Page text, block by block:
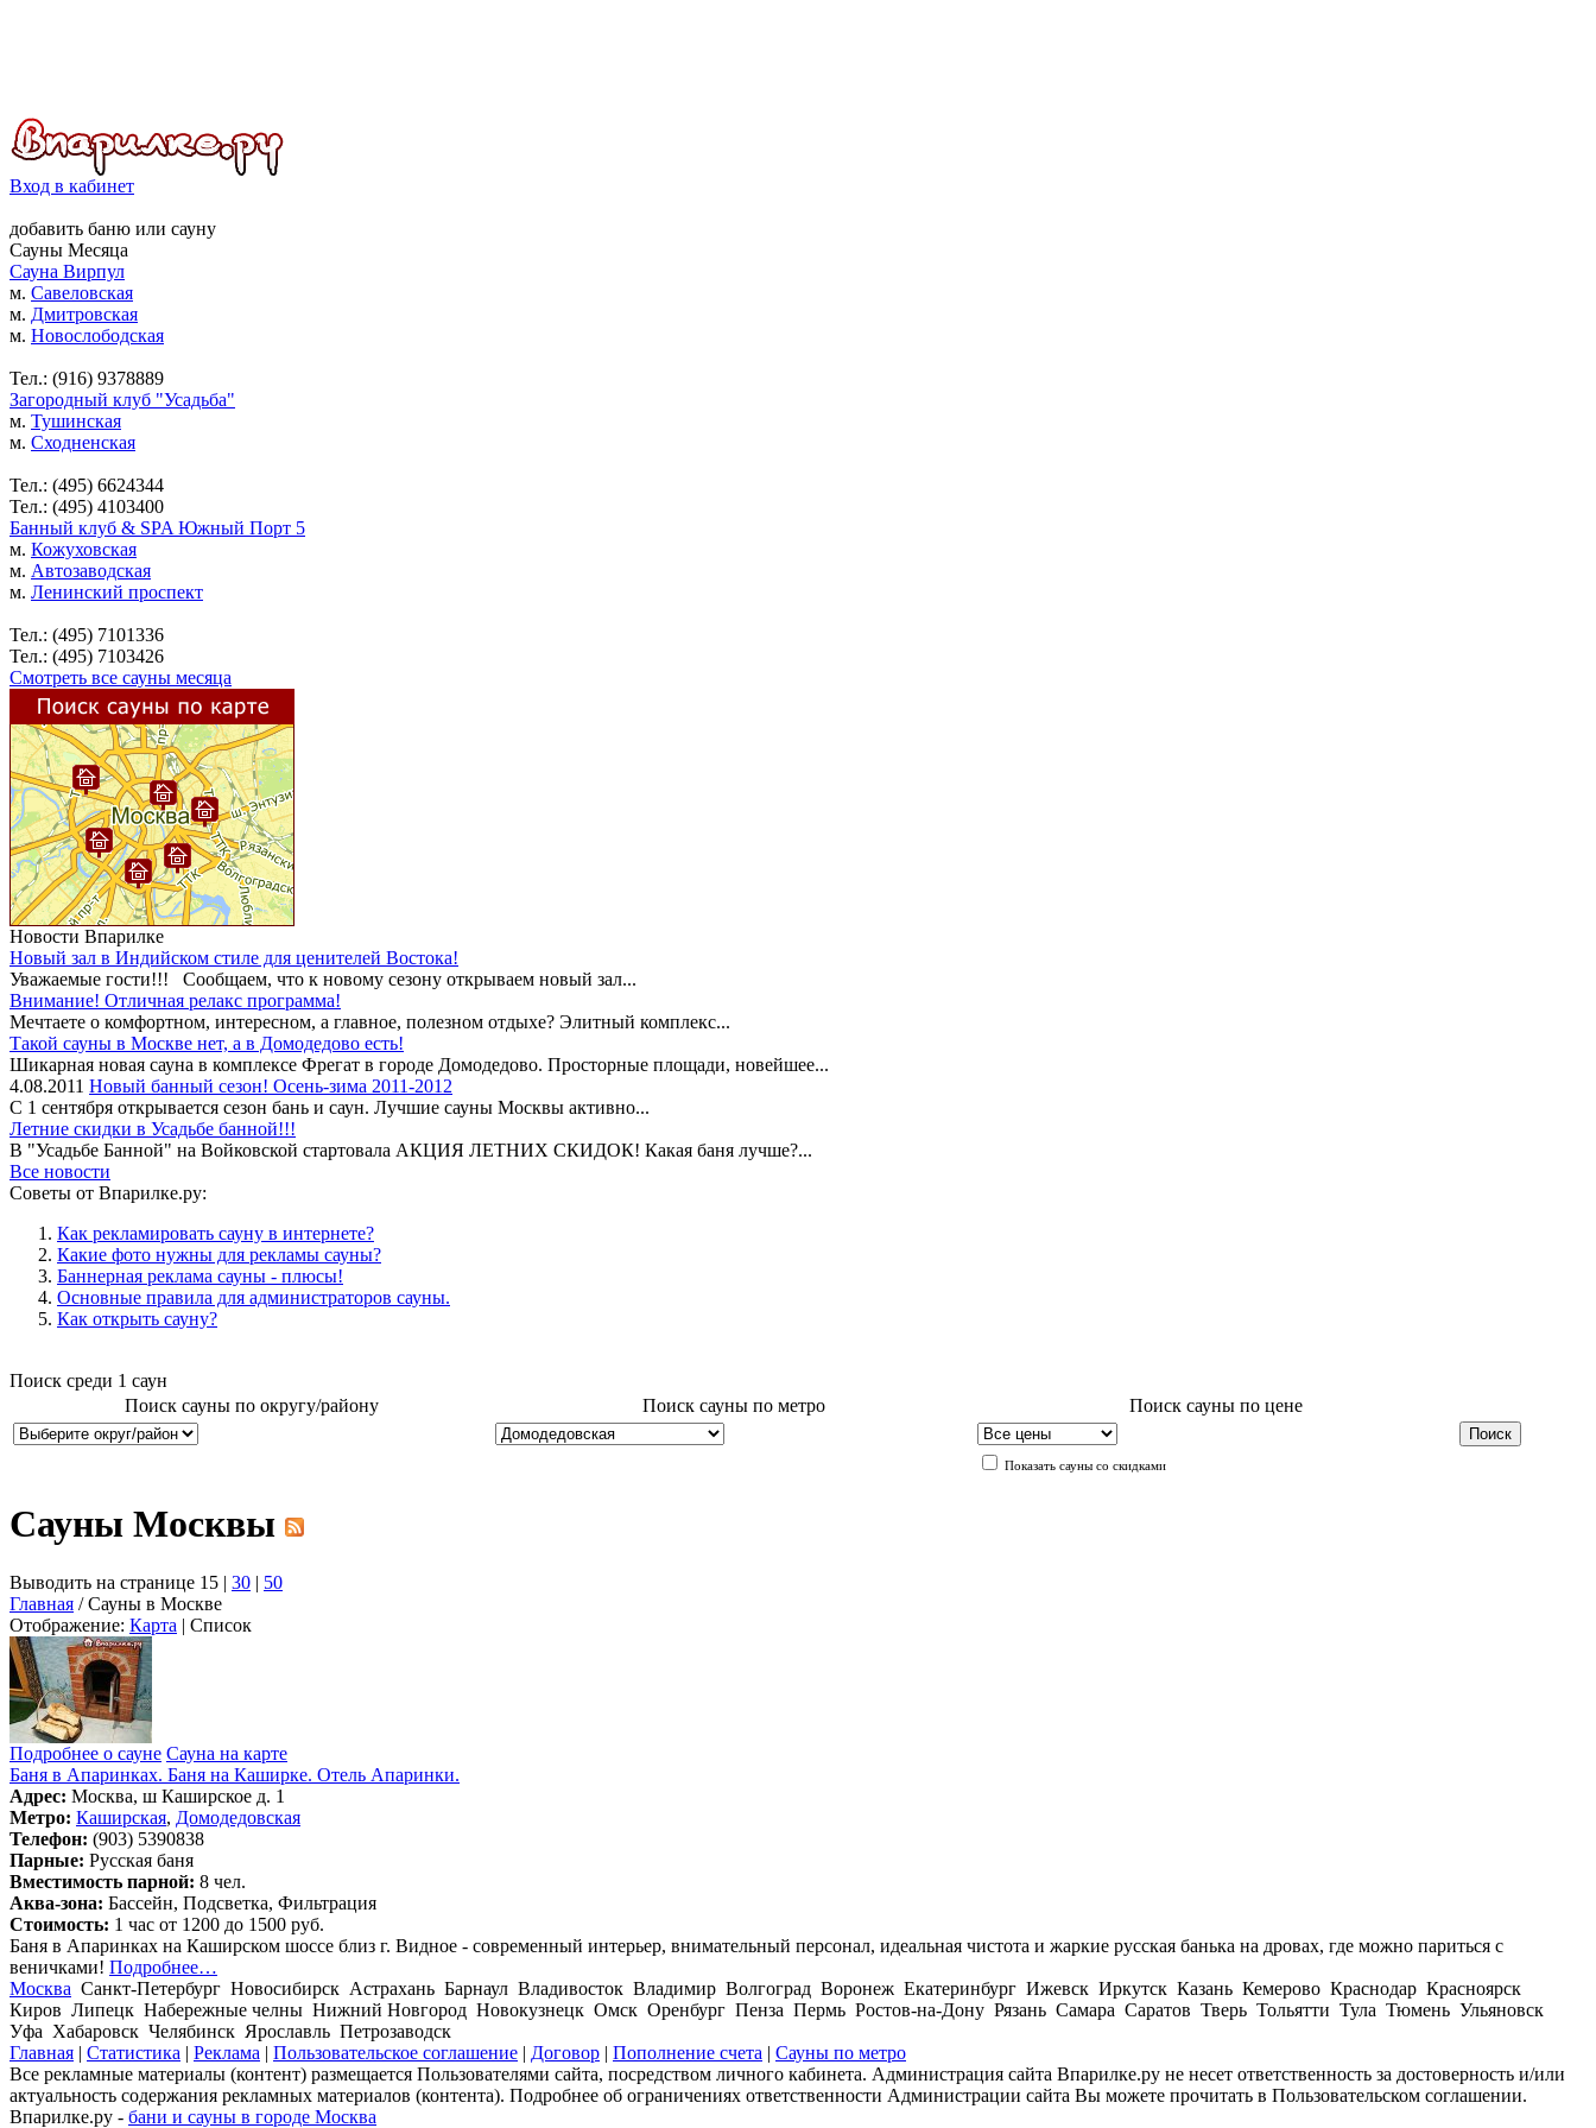
Вход в кабинет
добавить баню или сауну
Сауны Месяца
Сауна Вирпул
м. Савеловская
м. Дмитровская
м. Новослободская
Тел.: (916) 9378889
Загородный клуб "Усадьба"
м. Тушинская
м. Сходненская
Тел.: (495) 6624344
Тел.: (495) 4103400
Банный клуб & SPA Южный Порт 5
м. Кожуховская
м. Автозаводская
м. Ленинский проспект
Тел.: (495) 7101336
Тел.: (495) 7103426
Смотреть все сауны месяца
Новости Впарилке
Новый зал в Индийском стиле для ценителей Востока!
Уважаемые гости!!! Сообщаем, что к новому сезону открываем новый зал...
Внимание! Отличная релакс программа!
Мечтаете о комфортном, интересном, а главное, полезном отдыхе? Элитный комплекс...
Такой сауны в Москве нет, а в Домодедово есть!
Шикарная новая сауна в комплексе Фрегат в городе Домодедово. Просторные площади, новейшее...
4.08.2011 Новый банный сезон! Осень-зима 2011-2012
С 1 сентября открывается сезон бань и саун. Лучшие сауны Москвы активно...
Летние скидки в Усадьбе банной!!!
В "Усадьбе Банной" на Войковской стартовала АКЦИЯ ЛЕТНИХ СКИДОК! Какая баня лучше?...
Все новости
Советы от Впарилке.ру:
Как рекламировать сауну в интернете?
Какие фото нужны для рекламы сауны?
Баннерная реклама сауны - плюсы!
Основные правила для администраторов сауны.
Как открыть сауну?
Поиск среди 1 саун
Поиск сауны по округу/району
Поиск сауны по метро Поиск сауны по цене
Показать сауны со скидками
Сауны Москвы
Выводить на странице 15 | 30 | 50
Главная / Сауны в Москве
Отображение: Карта | Список
Подробнее о сауне Сауна на карте
Баня в Апаринках. Баня на Каширке. Отель Апаринки.
Адрес: Москва, ш Каширское д. 1
Метро: Каширская, Домодедовская
Телефон: (903) 5390838
Парные: Русская баня
Вместимость парной: 8 чел.
Аква-зона: Бассейн, Подсветка, Фильтрация
Стоимость: 1 час от 1200 до 1500 руб.
Баня в Апаринках на Каширском шоссе близ г. Видное - современный интерьер, внимательный персонал, идеальная чистота и жаркие русская банька на дровах, где можно париться с
веничками! Подробнее…
Москва Санкт-Петербург Новосибирск Астрахань Барнаул Владивосток Владимир Волгоград Воронеж Екатеринбург Ижевск Иркутск Казань Кемерово Краснодар Красноярск
Киров Липецк Набережные челны Нижний Новгород Новокузнецк Омск Оренбург Пенза Пермь Ростов-на-Дону Рязань Самара Саратов Тверь Тольятти Тула Тюмень Ульяновск
Уфа Хабаровск Челябинск Ярославль Петрозаводск
Главная | Статистика | Реклама | Пользовательское соглашение | Договор | Пополнение счета | Сауны по метро
Все рекламные материалы (контент) размещается Пользователями сайта, посредством личного кабинета. Администрация сайта Впарилке.ру не несет ответственность за достоверность и/или
актуальность содержания рекламных материалов (контента). Подробнее об ограничениях ответственности Администрации сайта Вы можете прочитать в Пользовательском соглашении.
Впарилке.ру - бани и сауны в городе Москва